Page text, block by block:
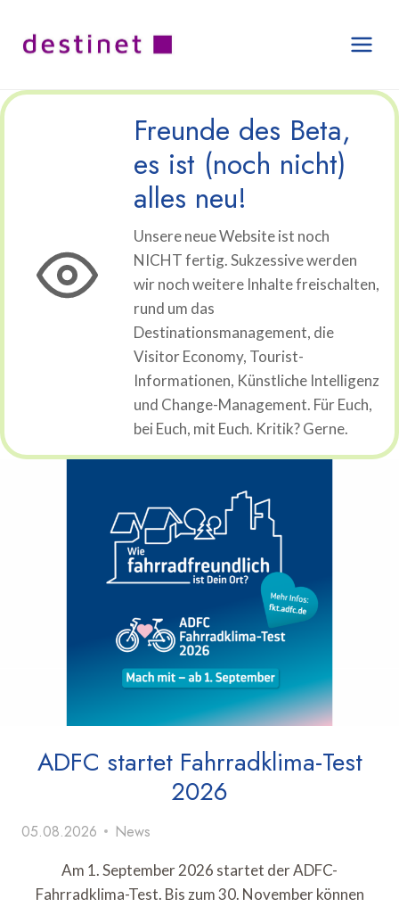
Inhalt
springen
Freunde des Beta,
es ist (noch nicht)
alles neu!
Unsere neue Website ist noch
NICHT fertig. Sukzessive werden
wir noch weitere Inhalte freischalten,
rund um das
Destinationsmanagement, die
Visitor Economy, Tourist-
Informationen, Künstliche Intelligenz
und Change-Management. Für Euch,
bei Euch, mit Euch. Kritik? Gerne.
ADFC startet Fahrradklima-Test
2026
05.08.2026 News
Am 1. September 2026 startet der ADFC-
Fahrradklima-Test. Bis zum 30. November können